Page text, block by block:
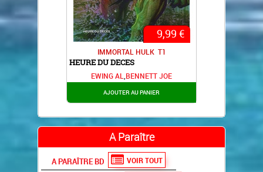
IMMORTAL HULK T1
HEURE DU DECES
EWING AL BENNETT JOE
9,99 €
AJOUTER AU PANIER
A Paraître
A PARAÎTRE BD VOIR TOUT